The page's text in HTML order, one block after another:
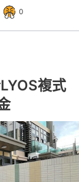
0
複式